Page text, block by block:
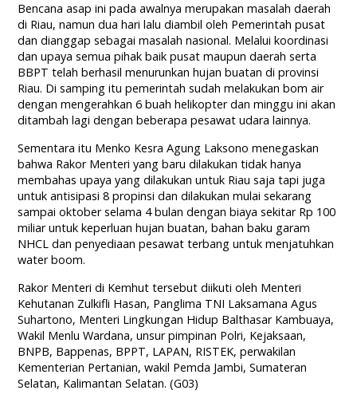
Bencana asap ini pada awalnya merupakan masalah daerah
di Riau, namun dua hari lalu diambil oleh Pemerintah pusat
dan dianggap sebagai masalah nasional. Melalui koordinasi
dan upaya semua pihak baik pusat maupun daerah serta
BBPT telah berhasil menurunkan hujan buatan di provinsi
Riau. Di samping itu pemerintah sudah melakukan bom air
dengan mengerahkan 6 buah helikopter dan minggu ini akan
ditambah lagi dengan beberapa pesawat udara lainnya.
Sementara itu Menko Kesra Agung Laksono menegaskan
bahwa Rakor Menteri yang baru dilakukan tidak hanya
membahas upaya yang dilakukan untuk Riau saja tapi juga
untuk antisipasi 8 propinsi dan dilakukan mulai sekarang
sampai oktober selama 4 bulan dengan biaya sekitar Rp 100
miliar untuk keperluan hujan buatan, bahan baku garam
NHCL dan penyediaan pesawat terbang untuk menjatuhkan
water boom.
Rakor Menteri di Kemhut tersebut diikuti oleh Menteri
Kehutanan Zulkifli Hasan, Panglima TNI Laksamana Agus
Suhartono, Menteri Lingkungan Hidup Balthasar Kambuaya,
Wakil Menlu Wardana, unsur pimpinan Polri, Kejaksaan,
BNPB, Bappenas, BPPT, LAPAN, RISTEK, perwakilan
Kementerian Pertanian, wakil Pemda Jambi, Sumateran
Selatan, Kalimantan Selatan. (G03)